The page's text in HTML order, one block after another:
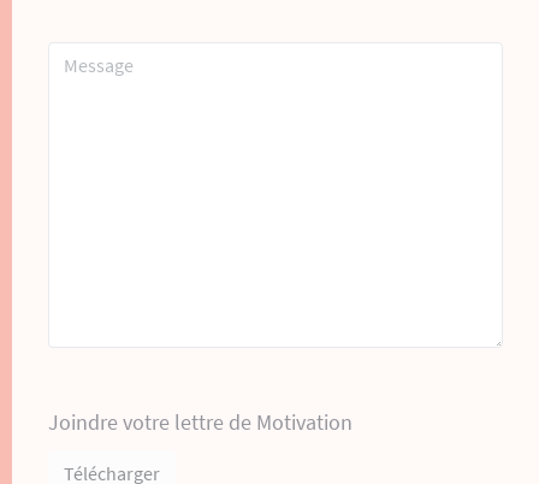
Joindre votre lettre de Motivation
Télécharger